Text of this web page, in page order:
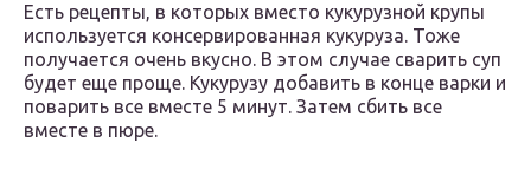
Есть рецепты, в которых вместо кукурузной крупы
используется консервированная кукуруза. Тоже
получается очень вкусно. В этом случае сварить суп
будет еще проще. Кукурузу добавить в конце варки и
поварить все вместе 5 минут. Затем сбить все
вместе в пюре.